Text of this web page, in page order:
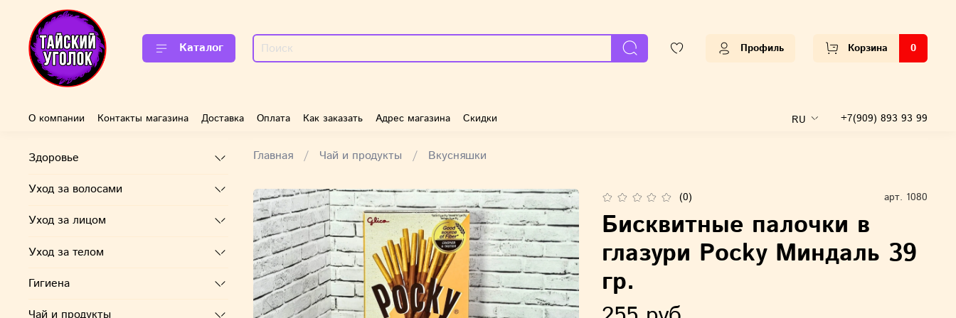
Каталог Профиль Корзина 0
О компании Контакты магазина Доставка Оплата Как заказать Адрес магазина Скидки RU +7(909) 893 93 99
Главная Чай и продукты Вкусняшки
(0) арт. 1080
Бисквитные палочки в
глазури Pocky Миндаль 39
гр.
Здоровье
Уход за волосами
Уход за лицом
Уход за телом
Гигиена